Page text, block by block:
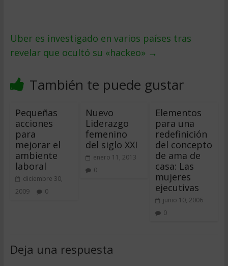
Uber es investigado en varios países tras
revelar que ocultó su «hackeo» →
También te puede gustar
Pequeñas
acciones
para
mejorar el
ambiente
laboral
diciembre 30,
2009
0
Nuevo
Liderazgo
femenino
del siglo XXI
enero 11, 2013
0
Elementos
para una
redefinición
del concepto
de ama de
casa: Las
mujeres
ejecutivas
junio 10, 2006
0
Deja una respuesta